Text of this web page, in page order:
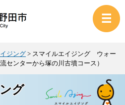
ジング > スマイルエイジング ウォー
センターから塚の川古墳コース）
グ